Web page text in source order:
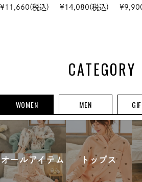
ップ
¥ 11,660(税込)
ー 夏ニット
プルオーバー &
¥ 14,080(税込)
Tシャ
フパ
¥
CATEGORY
WOMEN MEN
オールアイテム トップス